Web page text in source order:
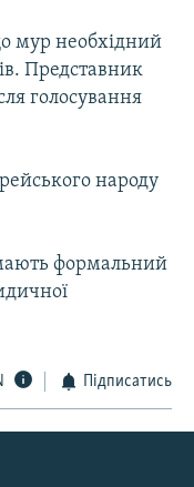
мур необхідний
Представник
голосування
народу
формальний
Підписатись